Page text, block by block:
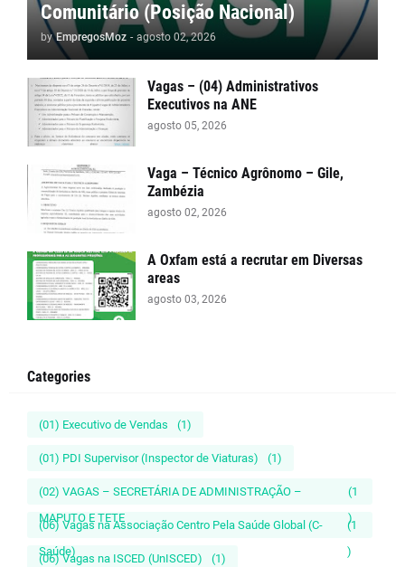
Comunitário (Posição Nacional)
by EmpregosMoz - agosto 02, 2026
Vagas – (04) Administrativos
Executivos na ANE
agosto 05, 2026
Vaga – Técnico Agrônomo – Gile,
Zambézia
agosto 02, 2026
A Oxfam está a recrutar em Diversas
areas
agosto 03, 2026
Categories
(01) Executivo de Vendas (1)
(01) PDI Supervisor (Inspector de Viaturas) (1)
(02) VAGAS – SECRETÁRIA DE ADMINISTRAÇÃO –
MAPUTO E TETE
(1
)
(06) Vagas na Associação Centro Pela Saúde Global (C-
Saúde)
(1
)
(06) Vagas na ISCED (UnISCED) (1)